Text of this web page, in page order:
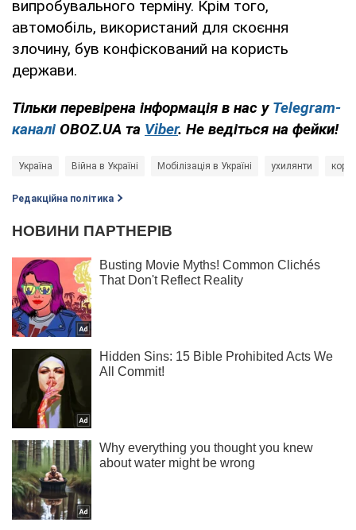
випробувального терміну. Крім того,
автомобіль, використаний для скоєння
злочину, був конфіскований на користь
держави.
Тільки перевірена інформація в нас у Telegram-
каналі OBOZ.UA та Viber. Не ведіться на фейки!
Україна Війна в Україні Мобілізація в Україні ухилянти
Редакційна політика